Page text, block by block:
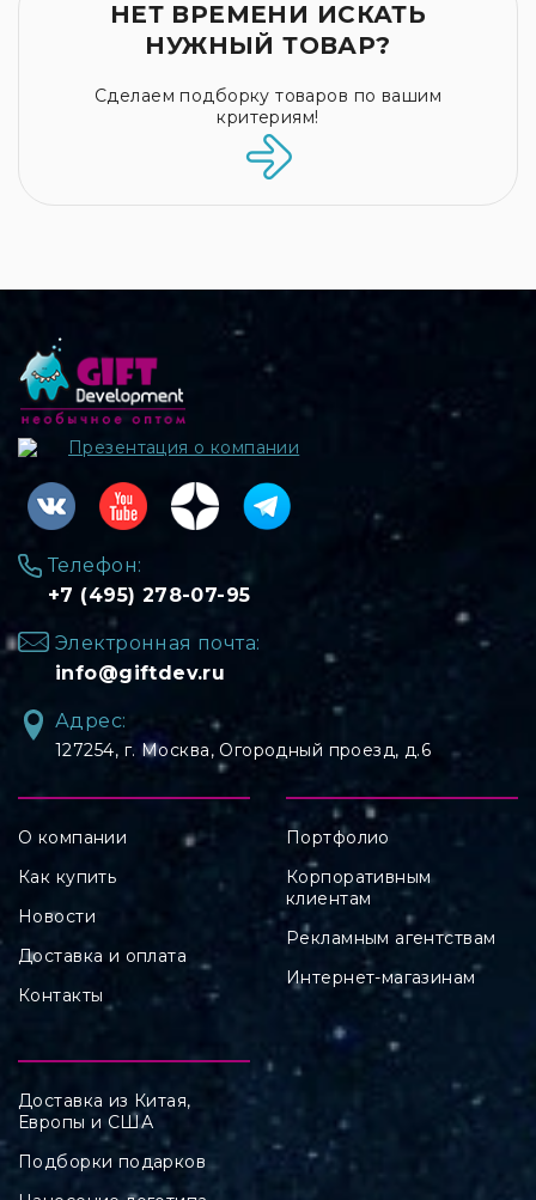
НЕТ ВРЕМЕНИ ИСКАТЬ
НУЖНЫЙ ТОВАР?
Сделаем подборку товаров по вашим
критериям!
Презентация о компании
Телефон:
+7 (495) 278-07-95
Электронная почта:
info@giftdev.ru
Адрес:
127254, ⁠г. Москва, Огородный проезд, д.6
О компании
Как купить
Новости
Доставка и оплата
Контакты
Портфолио
Корпоративным
клиентам
Рекламным агентствам
Интернет-магазинам
Доставка из Китая,
Европы и США
Подборки подарков